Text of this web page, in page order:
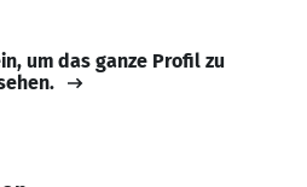
um das ganze Profil zu